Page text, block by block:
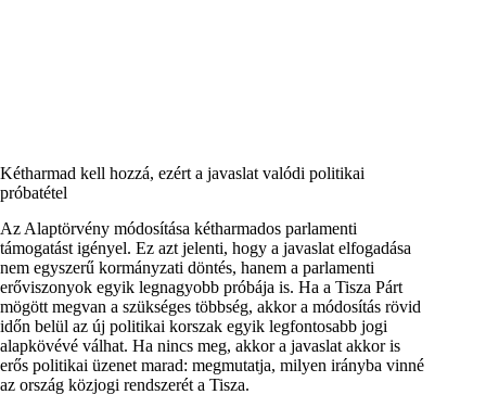
Kétharmad kell hozzá, ezért a javaslat valódi politikai
próbatétel
Az Alaptörvény módosítása kétharmados parlamenti
támogatást igényel. Ez azt jelenti, hogy a javaslat elfogadása
nem egyszerű kormányzati döntés, hanem a parlamenti
erőviszonyok egyik legnagyobb próbája is. Ha a Tisza Párt
mögött megvan a szükséges többség, akkor a módosítás rövid
időn belül az új politikai korszak egyik legfontosabb jogi
alapkövévé válhat. Ha nincs meg, akkor a javaslat akkor is
erős politikai üzenet marad: megmutatja, milyen irányba vinné
az ország közjogi rendszerét a Tisza.